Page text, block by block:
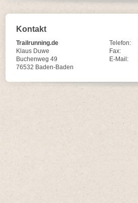
Kontakt
Trailrunning.de
Klaus Duwe
Buchenweg 49
76532 Baden-Baden
Telefon:
Fax:
E-Mail: